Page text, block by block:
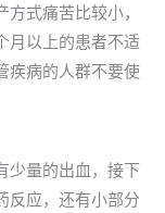
式痛苦比较小，
月以上的患者不适
疾病的人群不要使
少量的出血，接下
反应，还有小部分